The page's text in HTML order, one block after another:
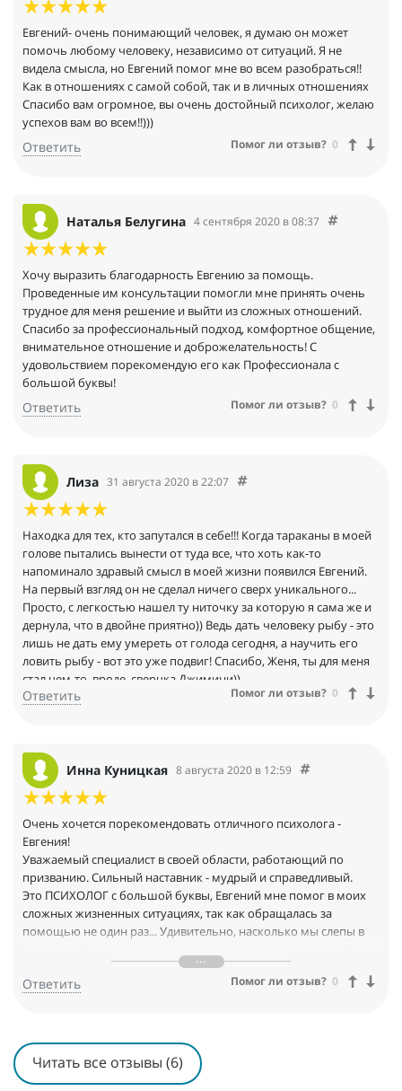
Евгений- очень понимающий человек, я думаю он может
помочь любому человеку, независимо от ситуаций. Я не
видела смысла, но Евгений помог мне во всем разобраться!!
Как в отношениях с самой собой, так и в личных отношениях
Спасибо вам огромное, вы очень достойный психолог, желаю
успехов вам во всем!!)))
Ответить Помог ли отзыв? 0
Наталья Белугина 4 сентября 2020 в 08:37
Хочу выразить благодарность Евгению за помощь.
Проведенные им консультации помогли мне принять очень
трудное для меня решение и выйти из сложных отношений.
Спасибо за профессиональный подход, комфортное общение,
внимательное отношение и доброжелательность! С
удовольствием порекомендую его как Профессионала с
большой буквы!
Ответить Помог ли отзыв? 0
Лиза 31 августа 2020 в 22:07
Находка для тех, кто запутался в себе!!! Когда тараканы в моей
голове пытались вынести от туда все, что хоть как-то
напоминало здравый смысл в моей жизни появился Евгений.
На первый взгляд он не сделал ничего сверх уникального...
Просто, с легкостью нашел ту ниточку за которую я сама же и
дернула, что в двойне приятно)) Ведь дать человеку рыбу - это
лишь не дать ему умереть от голода сегодня, а научить его
ловить рыбу - вот это уже подвиг! Спасибо, Женя, ты для меня
стал чем-то, вроде, сверчка Джимини))
Ответить Помог ли отзыв? 0
Инна Куницкая 8 августа 2020 в 12:59
Очень хочется порекомендовать отличного психолога -
Евгения!
Уважаемый специалист в своей области, работающий по
призванию. Сильный наставник - мудрый и справедливый.
Это ПСИХОЛОГ с большой буквы, Евгений мне помог в моих
сложных жизненных ситуациях, так как обращалась за
помощью не один раз... Удивительно, насколько мы слепы в
нам хотелось, и мы испытываем тяжелейшую душевную
боль...
подобрал очень правильные слова, что моя казалось бы
неразрешимая проблема стала не проблемой, а задачей, с
которой я вскоре справилась! Вы настоящий профессионал!
Ответить Помог ли отзыв? 0
Читать все отзывы (6)